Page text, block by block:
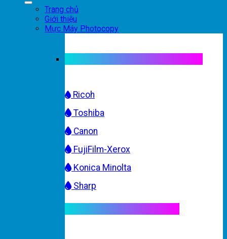
Trang chủ
Giới thiệu
Mực Máy Photocopy
Ricoh
Toshiba
Canon
FujiFilm-Xerox
Konica Minolta
Sharp